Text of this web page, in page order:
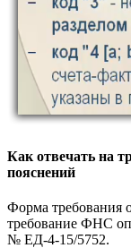
Как отвечать на
пояснений
Форма требования
требование ФНС
№ ЕД-4-15/5752.